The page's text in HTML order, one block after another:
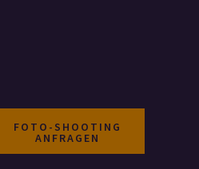
FOTO-SHOOTING
ANFRAGEN